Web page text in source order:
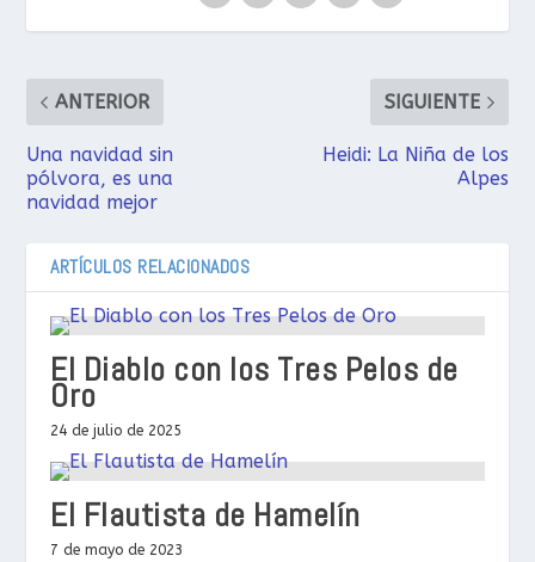
ANTERIOR
Una navidad sin
pólvora, es una
navidad mejor
SIGUIENTE
Heidi: La Niña de los
Alpes
ARTÍCULOS RELACIONADOS
El Diablo con los Tres Pelos de
Oro
24 de julio de 2025
El Flautista de Hamelín
7 de mayo de 2023